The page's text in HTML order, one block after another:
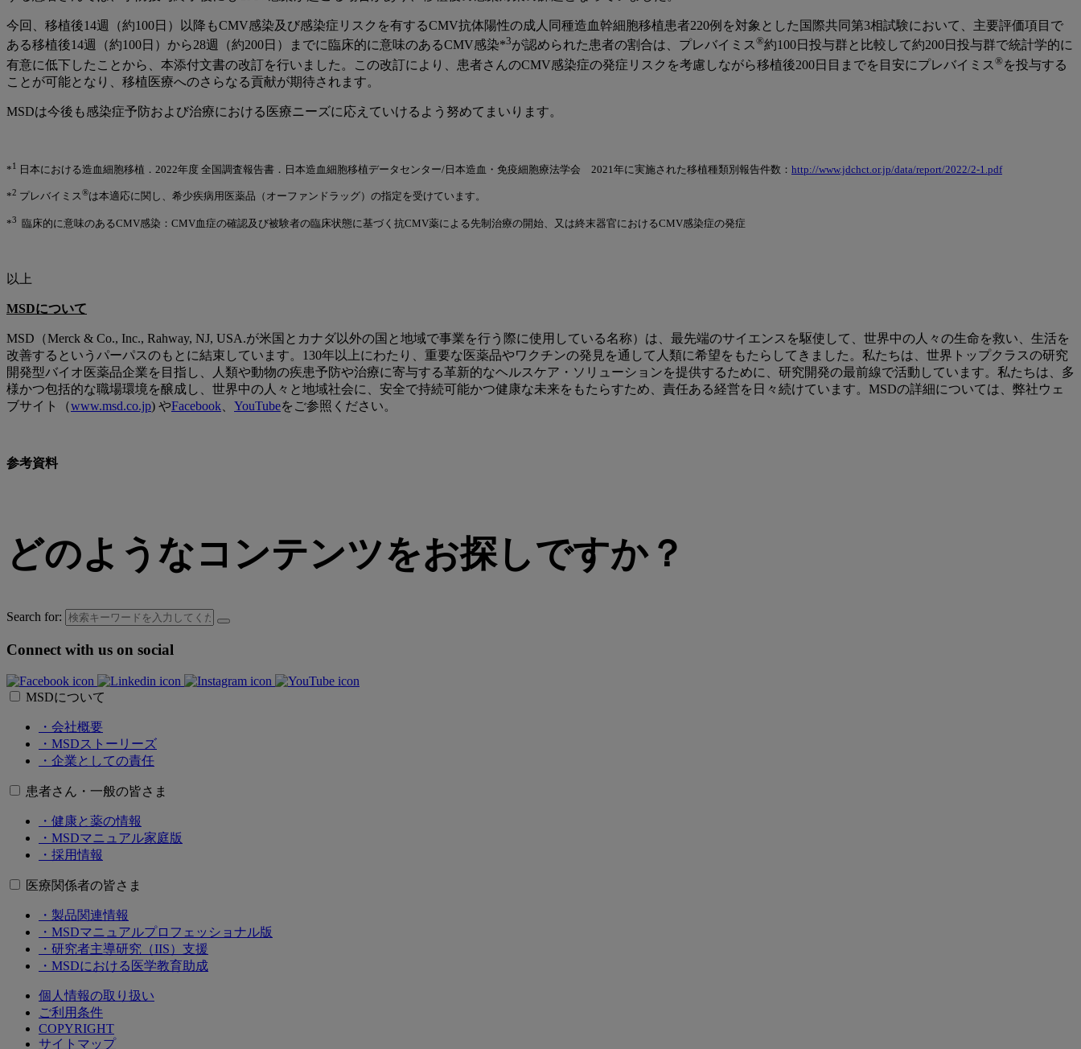
今回、移植後14週（約100日）以降もCMV感染及び感染症リスクを有するCMV抗体陽性の成人同種造血幹細胞移植患者220例を対象とした国際共同第3相試験において、主要評価項目で
ある移植後14週（約100日）から28週（約200日）までに臨床的に意味のあるCMV感染*3が認められた患者の割合は、プレバイミス®約100日投与群と比較して約200日投与群で統計学的に
有意に低下したことから、本添付文書の改訂を行いました。この改訂により、患者さんのCMV感染症の発症リスクを考慮しながら移植後200日目までを目安にプレバイミス ®を投与する
ことが可能となり、移植医療へのさらなる貢献が期待されます。
MSDは今後も感染症予防および治療における医療ニーズに応えていけるよう努めてまいります。
*1 日本における造血細胞移植．2022年度 全国調査報告書．日本造血細胞移植データセンター/日本造血・免疫細胞療法学会 2021年に実施された移植種類別報告件数： http://www.jdchct.or.jp/data/report/2022/2-1.pdf
*2 プレバイミス®は本適応に関し、希少疾病用医薬品（オーファンドラッグ）の指定を受けています。
*3 臨床的に意味のあるCMV感染：CMV血症の確認及び被験者の臨床状態に基づく抗CMV薬による先制治療の開始、又は終末器官におけるCMV感染症の発症
以上
MSDについて
MSD（Merck & Co., Inc., Rahway, NJ, USA.が米国とカナダ以外の国と地域で事業を行う際に使用している名称）は、最先端のサイエンスを駆使して、世界中の人々の生命を救い、生活を
改善するというパーパスのもとに結束しています。130年以上にわたり、重要な医薬品やワクチンの発見を通して人類に希望をもたらしてきました。私たちは、世界トップクラスの研究
開発型バイオ医薬品企業を目指し、人類や動物の疾患予防や治療に寄与する革新的なヘルスケア・ソリューションを提供するために、研究開発の最前線で活動しています。私たちは、多
様かつ包括的な職場環境を醸成し、世界中の人々と地域社会に、安全で持続可能かつ健康な未来をもたらすため、責任ある経営を日々続けています。MSDの詳細については、弊社ウェ
ブサイト（www.msd.co.jp) やFacebook YouTubeをご参照ください。
参考資料
どのようなコンテンツをお探しですか？
Search for:
Connect with us on social
MSDについて
・会社概要
・MSDストーリーズ
・企業としての責任
患者さん・一般の皆さま
・健康と薬の情報
・MSDマニュアル家庭版
・採用情報
医療関係者の皆さま
・製品関連情報
・MSDマニュアルプロフェッショナル版
・研究者主導研究（IIS）支援
・MSDにおける医学教育助成
個人情報の取り扱い
ご利用条件
COPYRIGHT
サイトマップ